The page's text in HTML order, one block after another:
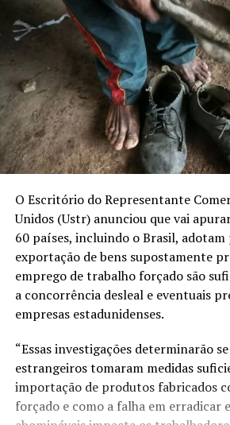
O Escritório do Representante
Unidos (Ustr) anunciou que vai
60 países, incluindo o Brasil,
exportação de bens supostamente
emprego de trabalho forçado são
a concorrência desleal e eventuais
empresas estadunidenses.
“Essas investigações determinarão
estrangeiros tomaram medidas
importação de produtos fabricados
forçado e como a falha em erradicar